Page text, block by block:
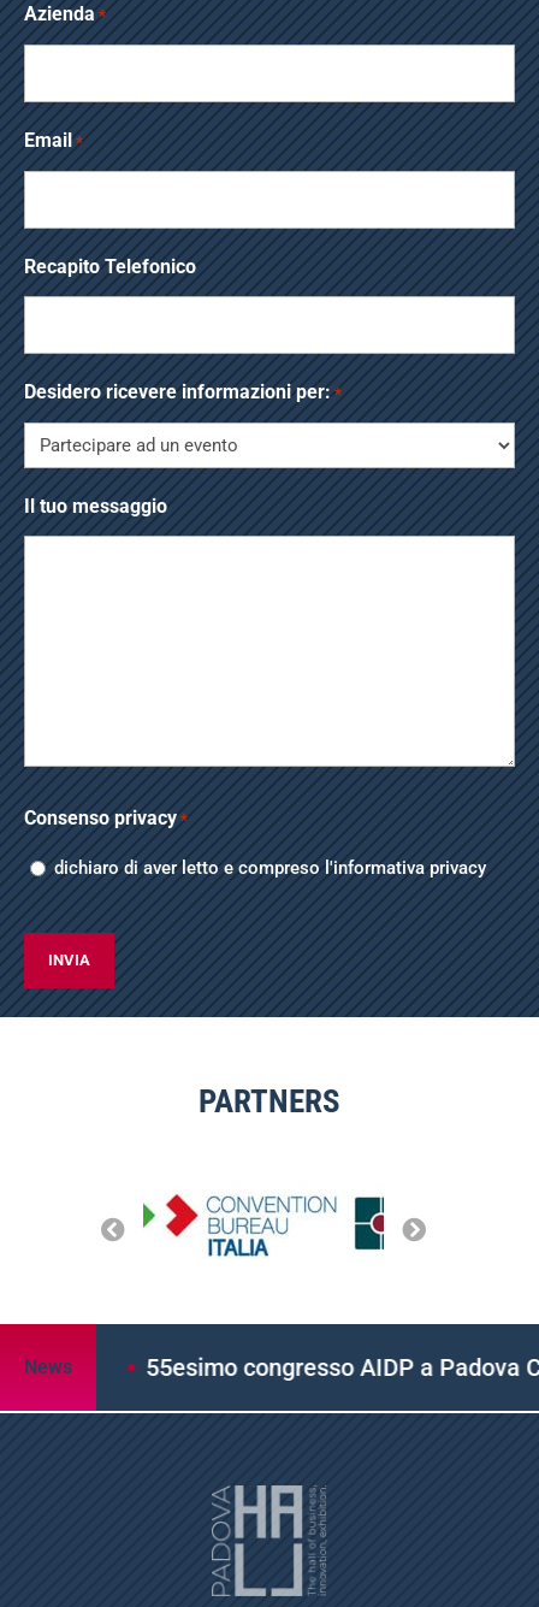
Azienda *
Email *
Recapito Telefonico
Desidero ricevere informazioni per: *
Il tuo messaggio
Consenso privacy *
dichiaro di aver letto e compreso l'informativa privacy
CAPTCHA
PARTNERS
News55esimo congresso AIDP a Padova